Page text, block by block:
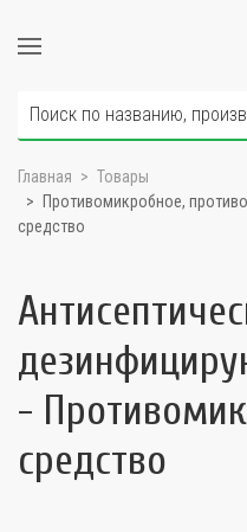
Главная
Товары
Противомикробное,
средство
-
средство